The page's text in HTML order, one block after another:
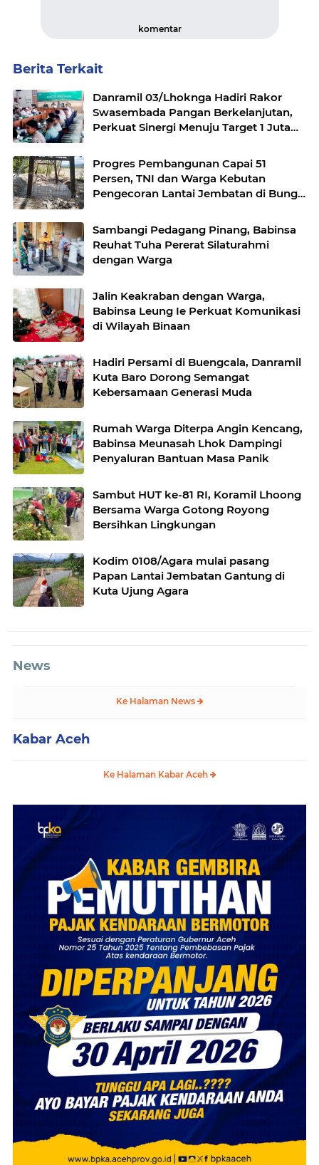
komentar
Berita Terkait
Danramil 03/Lhoknga Hadiri Rakor
Swasembada Pangan Berkelanjutan,
Perkuat Sinergi Menuju Target 1 Juta
Progres Pembangunan Capai 51
Persen, TNI dan Warga Kebutan
Pengecoran Lantai Jembatan di Bunga
Sambangi Pedagang Pinang, Babinsa
Reuhat Tuha Pererat Silaturahmi
dengan Warga
Jalin Keakraban dengan Warga,
Babinsa Leung Ie Perkuat Komunikasi
di Wilayah Binaan
Hadiri Persami di Buengcala, Danramil
Kuta Baro Dorong Semangat
Kebersamaan Generasi Muda
Rumah Warga Diterpa Angin Kencang,
Babinsa Meunasah Lhok Dampingi
Penyaluran Bantuan Masa Panik
Sambut HUT ke-81 RI, Koramil Lhoong
Bersama Warga Gotong Royong
Bersihkan Lingkungan
Kodim 0108/Agara mulai pasang
Papan Lantai Jembatan Gantung di
Kuta Ujung Agara
News
Ke Halaman News
Kabar Aceh
Ke Halaman Kabar Aceh